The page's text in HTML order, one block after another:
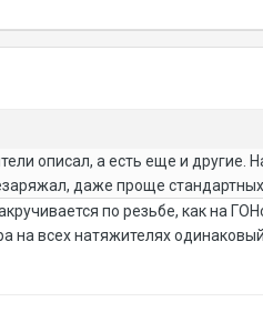
описал, а есть еще и
даже проще стандартных.
по резьбе, как на
на всех натяжителях